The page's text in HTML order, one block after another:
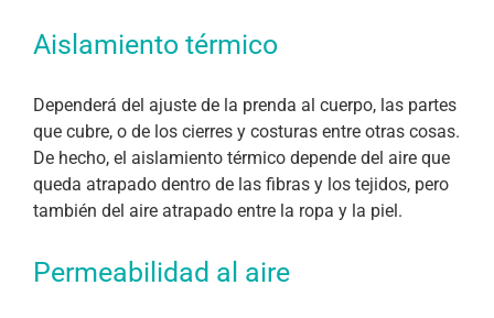
Aislamiento térmico
Dependerá del ajuste de la prenda al cuerpo, las partes
que cubre, o de los cierres y costuras entre otras cosas.
De hecho, el aislamiento térmico depende del aire que
queda atrapado dentro de las fibras y los tejidos, pero
también del aire atrapado entre la ropa y la piel.
Permeabilidad al aire